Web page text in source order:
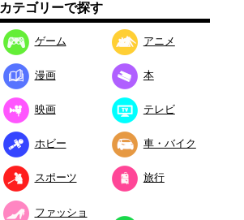
カテゴリーで探す
ゲーム アニメ
漫画 本
映画 テレビ
ホビー 車・バイク
スポーツ 旅行
ファッショ